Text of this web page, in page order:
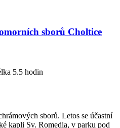
sborů Choltice
5.5 hodin
sborů. Letos se účastní
kapli Sv. Romedia, v parku pod